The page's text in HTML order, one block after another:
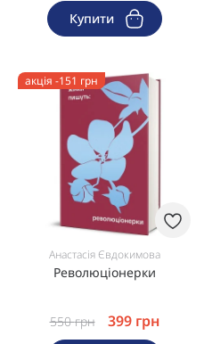
Купити
акція -151 грн
Анастасія Євдокимова
Революціонерки
550грн 399 грн